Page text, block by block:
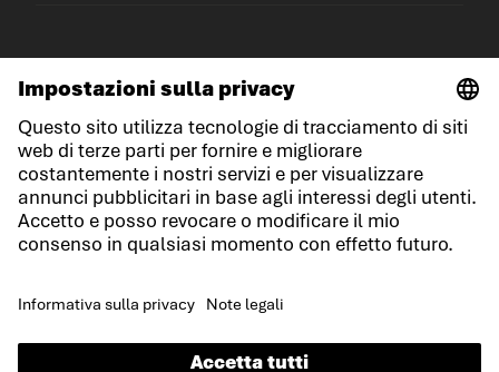
© LOWA Sportschuhe GmbH
Note legali
Protezione dei dati
Cookies
Condizioni di gara
Dichiarazione sull'accessibilità